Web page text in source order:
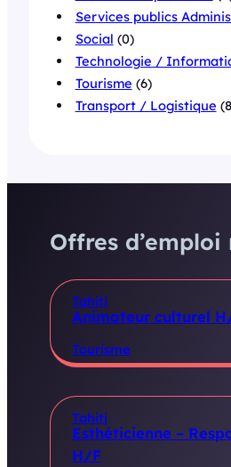
Services publics
Social (0)
Technologie /
Tourisme (6)
Transport / Logistique
Offres d’emploi
Tahiti
Animateur culturel
Tourisme
Tahiti
Esthéticienne –
H/F